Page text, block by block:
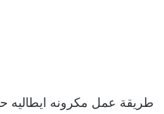
طريقة عمل مكرونه ايطاليه